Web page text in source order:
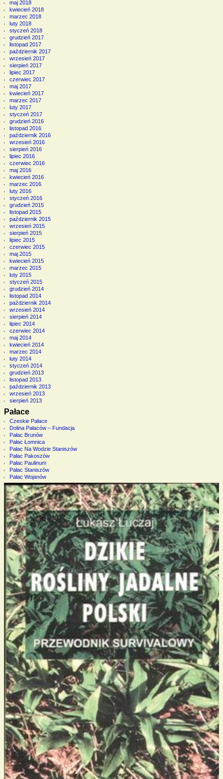
maj 2018
kwiecień 2018
marzec 2018
luty 2018
styczeń 2018
grudzień 2017
listopad 2017
październik 2017
wrzesień 2017
sierpień 2017
lipiec 2017
czerwiec 2017
maj 2017
kwiecień 2017
marzec 2017
luty 2017
styczeń 2017
grudzień 2016
listopad 2016
październik 2016
wrzesień 2016
sierpień 2016
lipiec 2016
czerwiec 2016
maj 2016
kwiecień 2016
marzec 2016
luty 2016
styczeń 2016
grudzień 2015
listopad 2015
październik 2015
wrzesień 2015
sierpień 2015
lipiec 2015
czerwiec 2015
maj 2015
kwiecień 2015
marzec 2015
luty 2015
styczeń 2015
grudzień 2014
listopad 2014
październik 2014
wrzesień 2014
sierpień 2014
lipiec 2014
czerwiec 2014
maj 2014
kwiecień 2014
marzec 2014
luty 2014
styczeń 2014
grudzień 2013
listopad 2013
październik 2013
wrzesień 2013
sierpień 2013
Pałace
Czeskie Pałace
Dolina Pałaców – Fundacja
Pałac Brunów
Pałac Łomnica
Pałac Na Wodzie Staniszów
Pałac Pakoszów
Pałac Paulinum
Pałac Staniszów
Pałac Wojanów